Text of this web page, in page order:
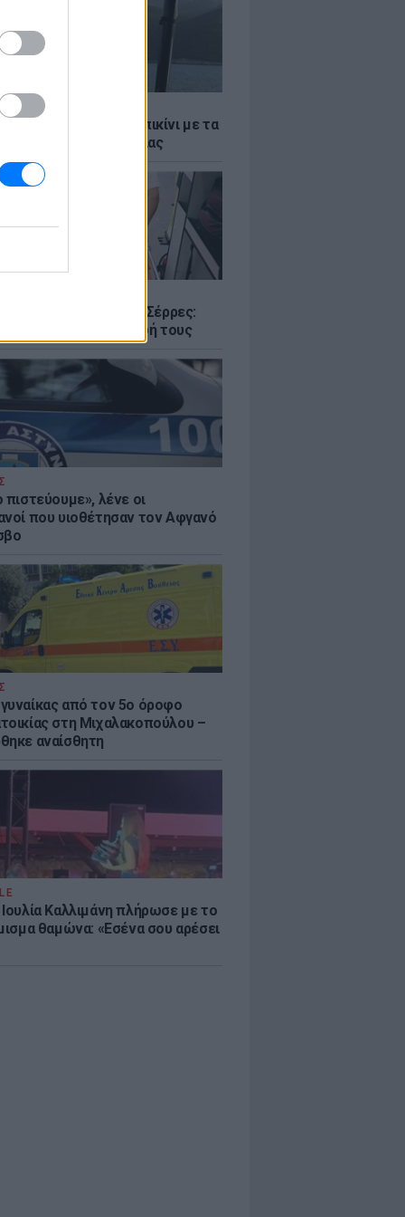
Μενούνος φόρεσε μπικίνι με τα
της ελληνικής σημαίας
με δύο νεκρούς στις Σέρρες:
και γιος έχασαν τη ζωή τους
πιστεύουμε», λένε οι
που υιοθέτησαν τον Αφγανό
από τον 5ο όροφο
στη Μιχαλακοπούλου –
αναίσθητη
Καλλιμάνη πλήρωσε με το
θαμώνα: «Εσένα σου αρέσει